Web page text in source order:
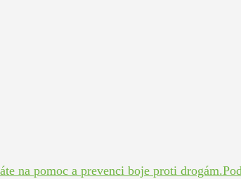
na pomoc a prevenci boje proti